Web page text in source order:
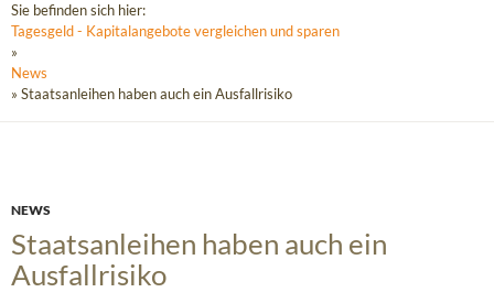
Sie befinden sich hier:
Tagesgeld - Kapitalangebote vergleichen und sparen
»
News
» Staatsanleihen haben auch ein Ausfallrisiko
NEWS
Staatsanleihen haben auch ein
Ausfallrisiko